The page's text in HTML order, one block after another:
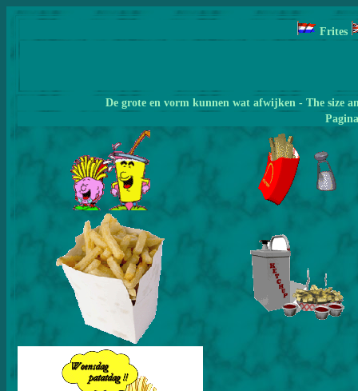
Frites
De grote en vorm kunnen wat afwijken - The size